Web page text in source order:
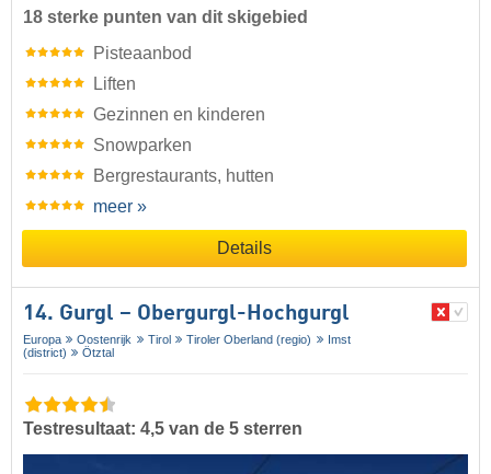
18 sterke punten van dit skigebied
Pisteaanbod
Liften
Gezinnen en kinderen
Snowparken
Bergrestaurants, hutten
meer »
Details
14. Gurgl – Obergurgl-Hochgurgl
Europa Oostenrijk Tirol Tiroler Oberland (regio)
Imst
(district)
Ötztal
Testresultaat: 4,5 van de 5 sterren